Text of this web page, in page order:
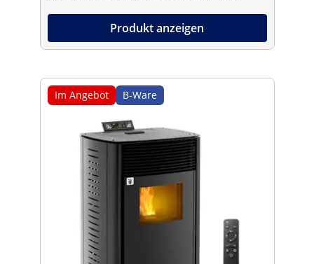
Produkt anzeigen
Im Angebot B-Ware